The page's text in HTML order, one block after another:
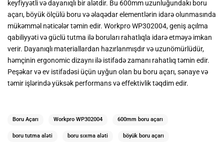
keyfiyyətli və dayanıqlı bir alətdir. Bu 600mm uzunluğundakı boru
açarı, böyük ölçülü boru və əlaqədar elementlərin idarə olunmasında
mükəmməl nəticələr təmin edir. Workpro WP302004, geniş açılma
qabiliyyəti və güclü tutma ilə boruları rahatlıqla idarə etməyə imkan
verir. Dayanıqlı materiallardan hazırlanmışdır və uzunömürlüdür,
həmçinin ergonomic dizaynı ilə istifadə zamanı rahatlıq təmin edir.
Peşəkar və ev istifadəsi üçün uyğun olan bu boru açarı, sənaye və
təmir işlərində yüksək performans və effektivlik təqdim edir.
Boru Açarı Workpro WP302004 600mm boru açarı
boru tutma aləti boru sıxma aləti böyük boru açarı